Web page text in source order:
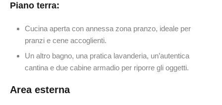
Piano terra:
Cucina aperta con annessa zona pranzo, ideale per
pranzi e cene accoglienti.
Un altro bagno, una pratica lavanderia, un’autentica
cantina e due cabine armadio per riporre gli oggetti.
Area esterna